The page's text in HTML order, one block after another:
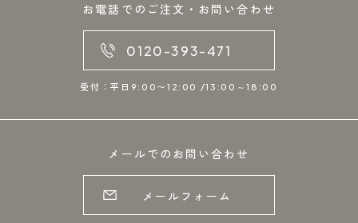
お電話でのご注文・お問い合わせ
0120-393-471
受付：平日9:00〜12:00 /13:00～18:00
メールでのお問い合わせ
メールフォーム